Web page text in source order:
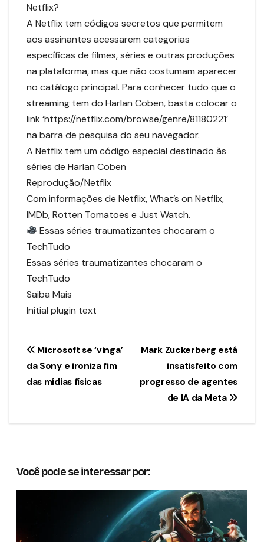
Netflix?
A Netflix tem códigos secretos que permitem
aos assinantes acessarem categorias
específicas de filmes, séries e outras produções
na plataforma, mas que não costumam aparecer
no catálogo principal. Para conhecer tudo que o
streaming tem do Harlan Coben, basta colocar o
link ‘https://netflix.com/browse/genre/81180221’
na barra de pesquisa do seu navegador.
A Netflix tem um código especial destinado às
séries de Harlan Coben
Reprodução/Netflix
Com informações de Netflix, What’s on Netflix,
IMDb, Rotten Tomatoes e Just Watch.
Essas séries traumatizantes chocaram o
TechTudo
Essas séries traumatizantes chocaram o
TechTudo
Saiba Mais
Initial plugin text
Navegação
de
Mark Zuckerberg está
insatisfeito com
progresso de agentes
de IA da Meta
Microsoft se ‘vinga’
da Sony e ironiza fim
das mídias físicas
Você pode se interessar por: